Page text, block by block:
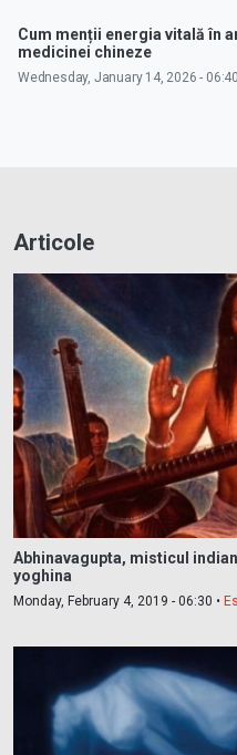
Cum menții energia vitală în
medicinei chineze
Wednesday, January 14, 2026 - 06:40
Articole
Abhinavagupta, misticul
yoghina
Monday, February 4, 2019 - 06:30 •